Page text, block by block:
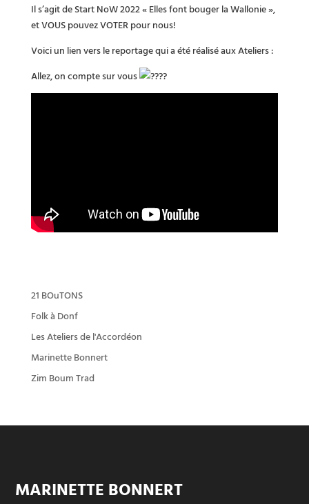
Il s’agit de Start NoW 2022 « Elles font bouger la Wallonie »,
et VOUS pouvez VOTER pour nous!
Voici un lien vers le reportage qui a été réalisé aux Ateliers :
Allez, on compte sur vous
21 BOuTONS
Folk à Donf
Les Ateliers de l'Accordéon
Marinette Bonnert
Zim Boum Trad
MARINETTE BONNERT